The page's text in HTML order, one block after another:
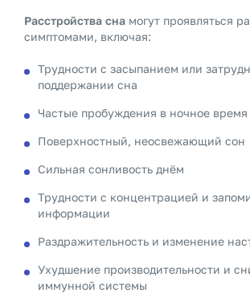
Расстройства сна могут проявляться
симптомами, включая:
Трудности с засыпанием или
поддержании сна
Частые пробуждения в ночное время
Поверхностный, неосвежающий сон
Сильная сонливость днём
Трудности с концентрацией и
информации
Раздражительность и изменение
Ухудшение производительности и
иммунной системы